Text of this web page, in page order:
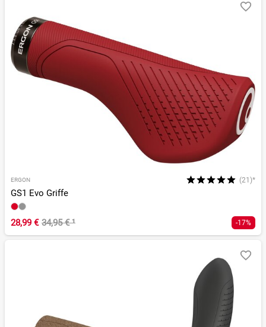
ERGON (21)*
GS1 Evo Griffe
28,99 € 34,95 €¹ -17%